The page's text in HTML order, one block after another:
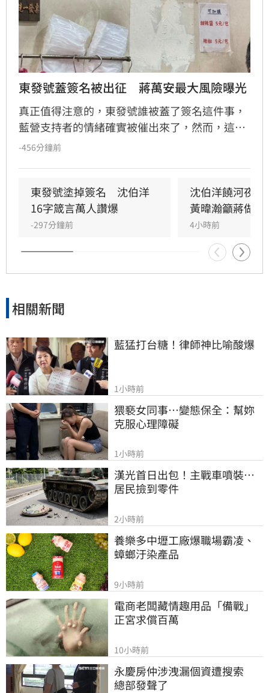
東發號蓋簽名被出征　蔣萬安最大風險曝光
真正值得注意的，東發號誰被蓋了簽名這件事，
藍營支持者的情緒確實被催出來了，然而，這些
情緒卻沒有重新轉換成蔣萬安的政治聲量，反而
-456分鐘前
東發號塗掉簽名　沈伯洋
16字箴言萬人讚爆
-297分鐘前
沈伯洋饒河夜
黃暐瀚籲蔣做1
4小時前
相關新聞
藍猛打台糖！律師神比喻酸爆
1小時前
猥褻女同事…變態保全：幫妳
克服心理障礙
1小時前
漢光首日出包！主戰車噴裝…
居民撿到零件
2小時前
養樂多中壢工廠爆職場霸凌、
蟑螂汙染產品
9小時前
電商老闆藏情趣用品「備戰」
正宮求償百萬
10小時前
永慶房仲涉洩漏個資遭搜索
總部發聲了